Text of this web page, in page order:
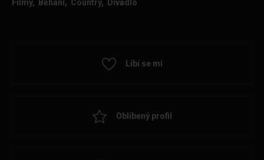
Filmy, Běhání, Country, Divadlo
Líbí se mi
Oblíbený profil